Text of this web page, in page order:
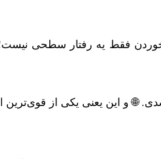
فقط یه رفتار سطحی
🌐 و این یعنی یکی از قوی‌ترین